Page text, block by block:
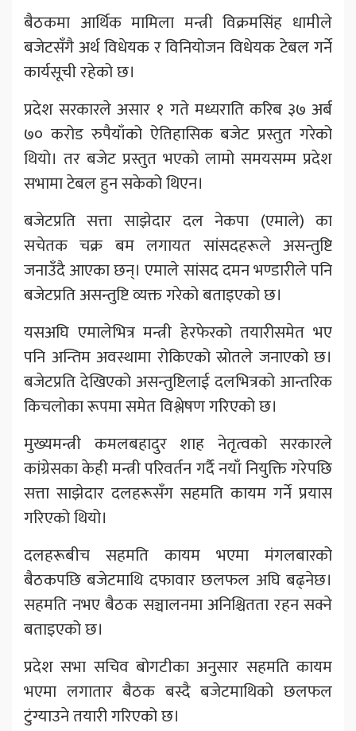
बैठकमा आर्थिक मामिला मन्त्री विक्रमसिंह धामीले
बजेटसँगै अर्थ विधेयक र विनियोजन विधेयक टेबल गर्ने
कार्यसूची रहेको छ।
प्रदेश सरकारले असार १ गते मध्यराति करिब ३७ अर्ब
७० करोड रुपैयाँको ऐतिहासिक बजेट प्रस्तुत गरेको
थियो। तर बजेट प्रस्तुत भएको लामो समयसम्म प्रदेश
सभामा टेबल हुन सकेको थिएन।
बजेटप्रति सत्ता साझेदार दल नेकपा (एमाले) का
सचेतक चक्र बम लगायत सांसदहरूले असन्तुष्टि
जनाउँदै आएका छन्। एमाले सांसद दमन भण्डारीले पनि
बजेटप्रति असन्तुष्टि व्यक्त गरेको बताइएको छ।
यसअघि एमालेभित्र मन्त्री हेरफेरको तयारीसमेत भए
पनि अन्तिम अवस्थामा रोकिएको स्रोतले जनाएको छ।
बजेटप्रति देखिएको असन्तुष्टिलाई दलभित्रको आन्तरिक
किचलोका रूपमा समेत विश्लेषण गरिएको छ।
मुख्यमन्त्री कमलबहादुर शाह नेतृत्वको सरकारले
कांग्रेसका केही मन्त्री परिवर्तन गर्दै नयाँ नियुक्ति गरेपछि
सत्ता साझेदार दलहरूसँग सहमति कायम गर्ने प्रयास
गरिएको थियो।
दलहरूबीच सहमति कायम भएमा मंगलबारको
बैठकपछि बजेटमाथि दफावार छलफल अघि बढ्नेछ।
सहमति नभए बैठक सञ्चालनमा अनिश्चितता रहन सक्ने
बताइएको छ।
प्रदेश सभा सचिव बोगटीका अनुसार सहमति कायम
भएमा लगातार बैठक बस्दै बजेटमाथिको छलफल
टुंग्याउने तयारी गरिएको छ।